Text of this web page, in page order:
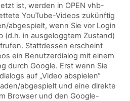
ist, werden in OPEN vhb-
YouTube-Videos zukünftig
abgespielt, wenn Sie vor Login
(d.h. in ausgeloggtem Zustand)
Stattdessen erscheint
ein Benutzerdialog mit einem
durch Google. Erst wenn Sie
auf „Video abspielen“
abgespielt und eine direkte
Browser und den Google-